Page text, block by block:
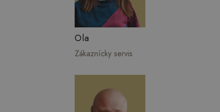
Ola
Zákaznícky servis